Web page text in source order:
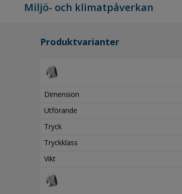
Miljö- och klimatpåverkan
Produktvarianter
Dimension
Utförande
Tryck
Tryckklass
Vikt